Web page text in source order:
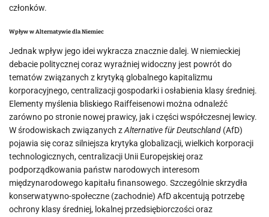
członków.
Wpływ w Alternatywie dla Niemiec
Jednak wpływ jego idei wykracza znacznie dalej. W niemieckiej
debacie politycznej coraz wyraźniej widoczny jest powrót do
tematów związanych z krytyką globalnego kapitalizmu
korporacyjnego, centralizacji gospodarki i osłabienia klasy średniej.
Elementy myślenia bliskiego Raiffeisenowi można odnaleźć
zarówno po stronie nowej prawicy, jak i części współczesnej lewicy.
W środowiskach związanych zAlternative für Deutschland (AfD)
pojawia się coraz silniejsza krytyka globalizacji, wielkich korporacji
technologicznych, centralizacji Unii Europejskiej oraz
podporządkowania państw narodowych interesom
międzynarodowego kapitału finansowego. Szczególnie skrzydła
konserwatywno-społeczne (zachodnie) AfD akcentują potrzebę
ochrony klasy średniej, lokalnej przedsiębiorczości oraz